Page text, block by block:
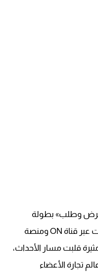
«عرض وطلب» بطولة
الفنانة سلمى أبو ضيف، والتي عُرضت عبر قناة ON ومنصة
قلبت مسار الأحداث،
تجارة الأعضاء